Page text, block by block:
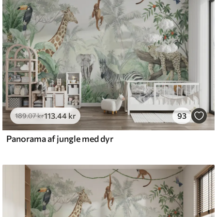
.33269.00 kr/m²
and Stick
.67400.00kr/m²
189.07kr113.44 kr 93
Panorama af jungle med dyr